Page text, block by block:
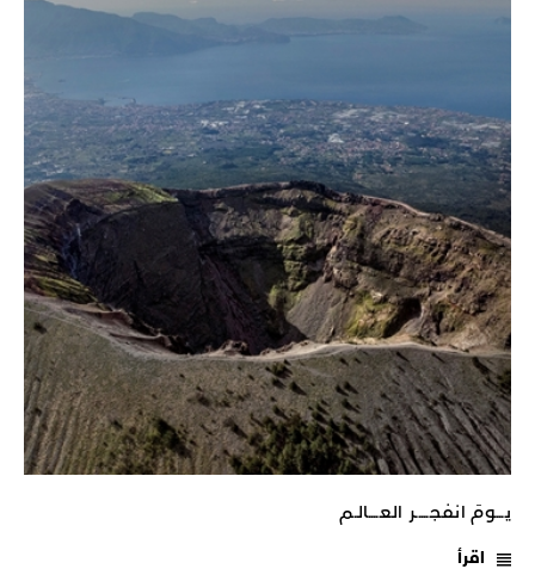
يـــومَ انفجـــــر العــــالـم
اقرأ